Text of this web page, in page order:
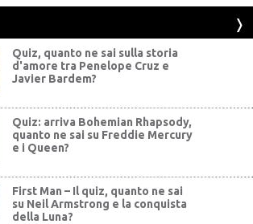
Quiz, quanto ne sai sulla storia
d'amore tra Penelope Cruz e
Javier Bardem?
Quiz: arriva Bohemian Rhapsody,
quanto ne sai su Freddie Mercury
e i Queen?
First Man – Il quiz, quanto ne sai
su Neil Armstrong e la conquista
della Luna?